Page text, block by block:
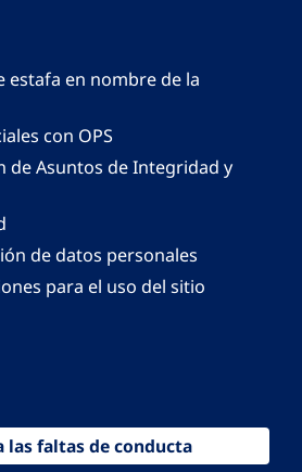
estafa en nombre de la
con OPS
de Asuntos de Integridad y
de datos personales
para el uso del sitio
las faltas de conducta